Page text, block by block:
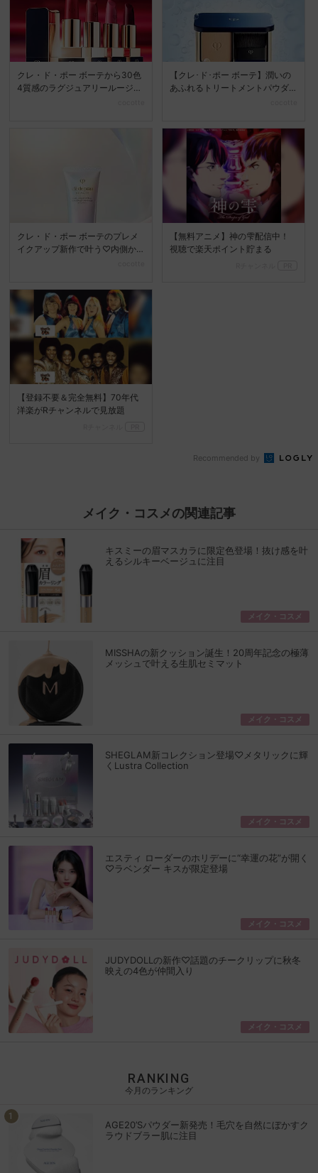
クレ・ド・ポー ボーテから30色
4質感のラグジュアリールージュ
【クレ･ド･ポー ボーテ】潤いの
あふれるトリートメントパウダ
クレ・ド・ポー ボーテのプレメ
イクアップ新作で叶う♡内側か
【無料アニメ】神の雫配信中！
視聴で楽天ポイント貯まる
【登録不要＆完全無料】70年代
洋楽がRチャンネルで見放題
Recommended by
メイク・コスメの関連記事
キスミーの眉マスカラに限定色登場！抜け感を叶
えるシルキーベージュに注目
メイク・コスメ
MISSHAの新クッション誕生！20周年記念の極薄
メッシュで叶える生肌セミマット
メイク・コスメ
SHEGLAM新コレクション登場♡メタリックに輝
くLustra Collection
メイク・コスメ
エスティ ローダーのホリデーに“幸運の花”が開く
♡ラベンダー キスが限定登場
メイク・コスメ
JUDYDOLLの新作♡話題のチークリップに秋冬
映えの4色が仲間入り
メイク・コスメ
RANKING
今月のランキング
AGE20’Sパウダー新発売！毛穴を自然にぼかすク
ラウドブラー肌に注目